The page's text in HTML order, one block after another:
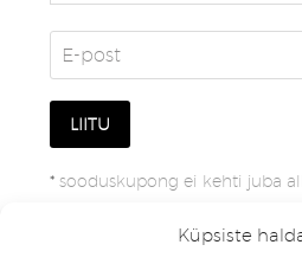
Küpsiste
* sooduskupong ei kehti juba